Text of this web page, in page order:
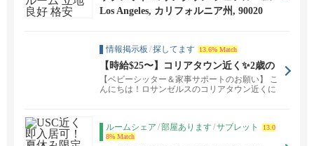
立地良好 格安
Los Angeles, カリフォルニア州, 90020
情報掲示板 /探してます 13.6% Match
【時給$25〜】コリアタウン近く✨2歳の
女の子のお世話をしてくれる優しい方を
募集中！
【ベビーシッター＆家事サポートのお願い】 こ
んにちは！ロサンゼルスのコリアタウン近くに
ルームシェア /部屋あります/サブレット
13.0
8% Match